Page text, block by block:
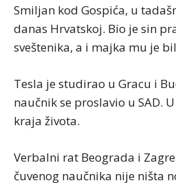
Smiljan kod Gospića, u
danas Hrvatskoj. Bio je sin
sveštenika, a i majka mu je
Tesla je studirao u Gracu i
naučnik se proslavio u SAD.
kraja života.
Verbalni rat Beograda i
čuvenog naučnika nije ništa